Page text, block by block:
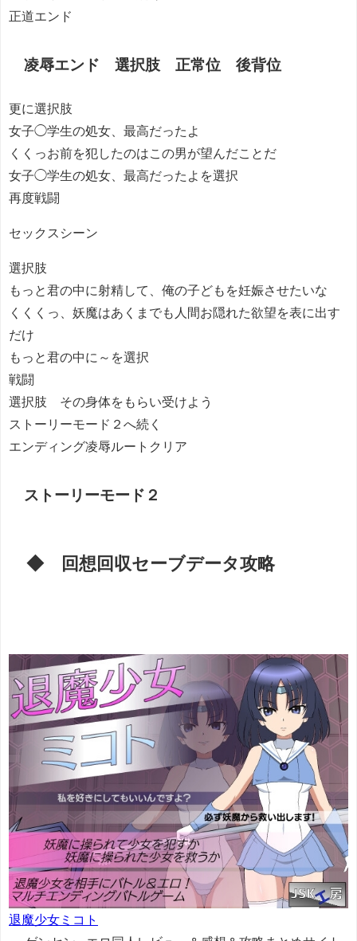
正道エンド
凌辱エンド 選択肢 正常位 後背位
更に選択肢
女子◯学生の処女、最高だったよ
くくっお前を犯したのはこの男が望んだことだ
女子◯学生の処女、最高だったよを選択
再度戦闘
セックスシーン
選択肢
もっと君の中に射精して、俺の子どもを妊娠させたいな
くくくっ、妖魔はあくまでも人間お隠れた欲望を表に出す
だけ
もっと君の中に～を選択
戦闘
選択肢 その身体をもらい受けよう
ストーリーモード２へ続く
エンディング凌辱ルートクリア
ストーリーモード２
◆ 回想回収セーブデータ攻略
退魔少女ミコト